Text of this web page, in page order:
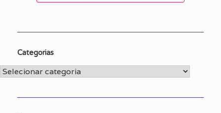
Categorias
Categorias